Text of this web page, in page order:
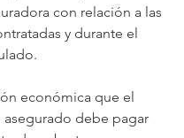
con relación a las
y durante el
económica que el
debe pagar